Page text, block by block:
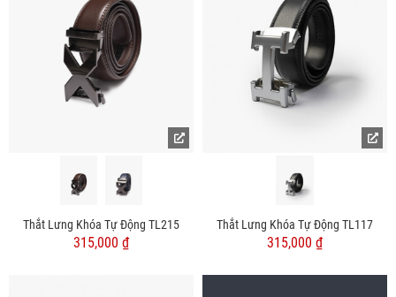
Thắt Lưng Khóa Tự Động TL215
315,000 ₫
Thắt Lưng Khóa Tự Động TL117
315,000 ₫